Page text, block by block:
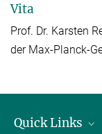
Vita
Prof. Dr. Karsten
der Max-Planck-
Quick Links